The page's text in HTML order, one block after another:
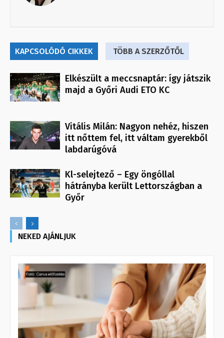
KAPCSOLÓDÓ CIKKEK TÖBB A SZERZŐTŐL
Elkészült a meccsnaptár: így játszik
majd a Győri Audi ETO KC
Vitális Milán: Nagyon nehéz, hiszen
itt nőttem fel, itt váltam gyerekből
labdarúgóvá
Kl-selejtező – Egy öngóllal
hátrányba került Lettországban a
Győr
NEKED AJÁNLJUK